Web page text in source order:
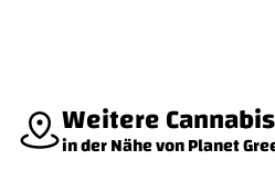
Weitere
in der Nähe von Planet